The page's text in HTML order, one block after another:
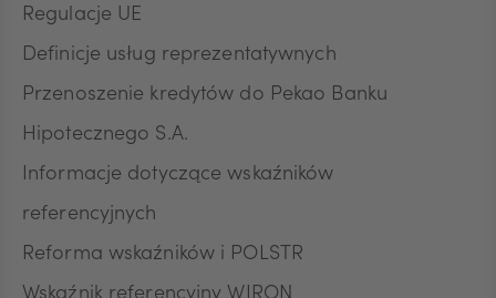
Regulacje UE
Definicje usług reprezentatywnych
Przenoszenie kredytów do Pekao Banku
Hipotecznego S.A.
Informacje dotyczące wskaźników
referencyjnych
Reforma wskaźników i POLSTR